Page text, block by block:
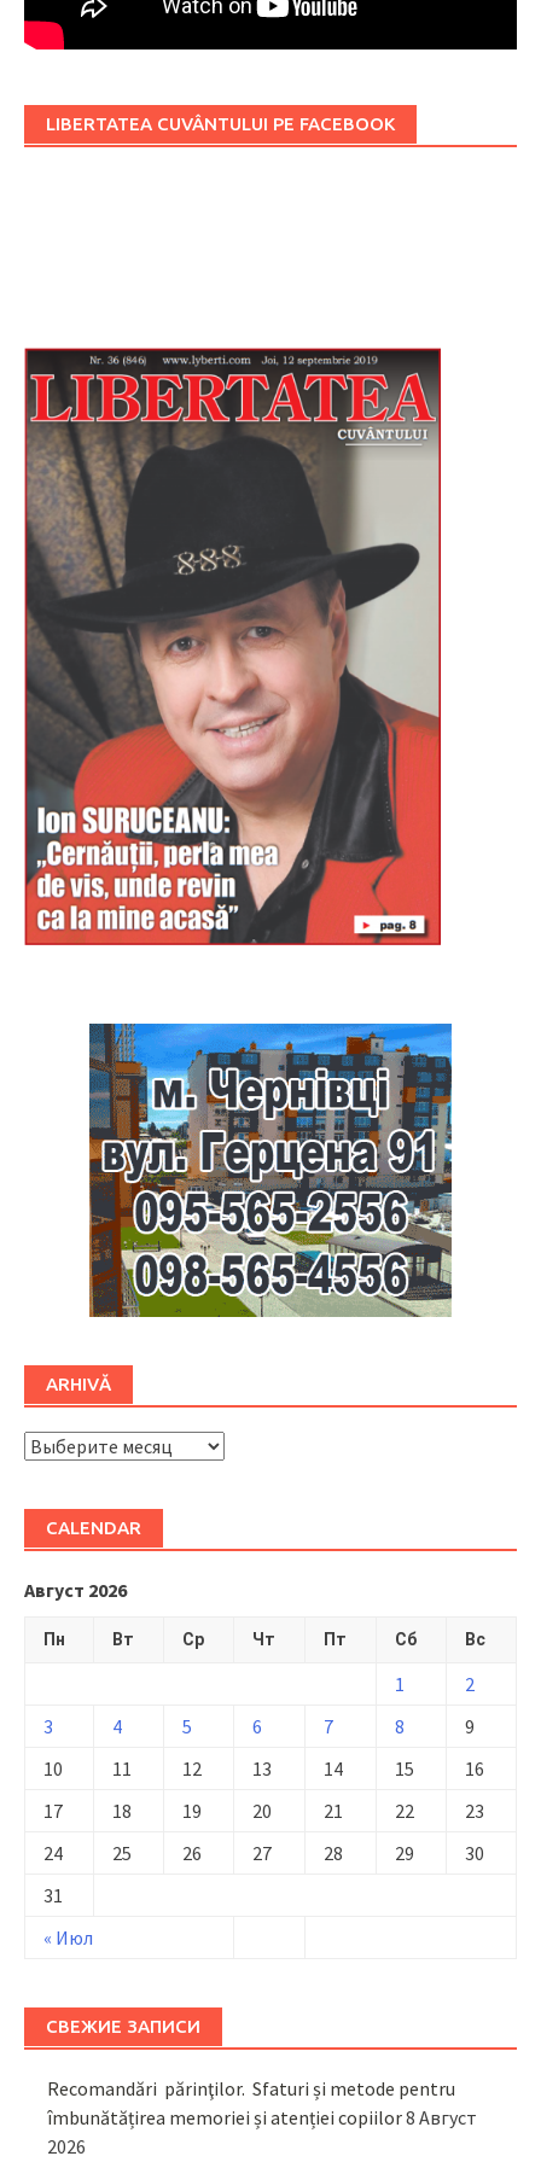
LIBERTATEA CUVÂNTULUI PE FACEBOOK
ARHIVĂ
ARHIVĂ
CALENDAR
Август 2026
Пн Вт Ср Чт Пт Сб Вс
« Июл
1
2
3
4 5 6 7 8
9
10
11 12 13 14 15
16
17
18 19 20 21 22
23
24
25 26 27 28 29
30
31
СВЕЖИЕ ЗАПИСИ
Recomandări părinţilor. Sfaturi și metode pentru
îmbunătățirea memoriei și atenției copiilor8 Август
2026